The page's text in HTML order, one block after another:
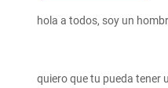
hola a todos, soy un
quiero que tu pueda tener